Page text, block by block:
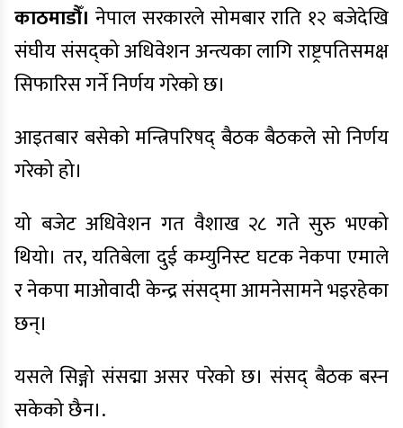
काठमाडौँ। नेपाल सरकारले सोमबार राति १२ बजेदेखि
संघीय संसद्‍को अधिवेशन अन्त्यका लागि राष्ट्रपतिसमक्ष
सिफारिस गर्ने निर्णय गरेको छ।
आइतबार बसेको मन्त्रिपरिषद् बैठक बैठकले सो निर्णय
गरेको हो।
यो बजेट अधिवेशन गत वैशाख २८ गते सुरु भएको
थियो। तर, यतिबेला दुई कम्युनिस्ट घटक नेकपा एमाले
र नेकपा माओवादी केन्द्र संसद्‍मा आमनेसामने भइरहेका
छन्।
यसले सिङ्गो संसद्मा असर परेको छ। संसद् बैठक बस्न
सकेको छैन।.